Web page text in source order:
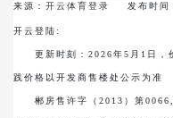
来源： 开云体育登录 发布时间
开云登陆:
更新时刻：2026年5月1日，价
践价格以开发商售楼处公示为准
郴房售许字（2013）第0066,